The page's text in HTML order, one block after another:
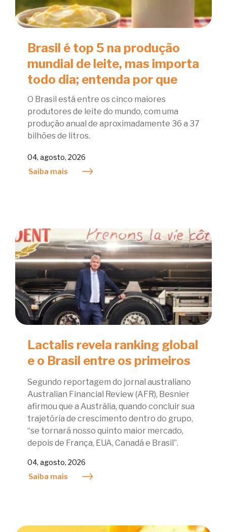
Brasil é top 5 na produção
mundial de leite, mas importa
todo dia; entenda por que
O Brasil está entre os cinco maiores
produtores de leite do mundo, com uma
produção anual de aproximadamente 36 a 37
bilhões de litros.
04, agosto, 2026
Saiba mais
Lactalis revela ranking global
e o Brasil entre os primeiros
Segundo reportagem do jornal australiano
Australian Financial Review (AFR), Besnier
afirmou que a Austrália, quando concluir sua
trajetória de crescimento dentro do grupo,
“se tornará nosso quinto maior mercado,
depois de França, EUA, Canadá e Brasil”.
04, agosto, 2026
Saiba mais